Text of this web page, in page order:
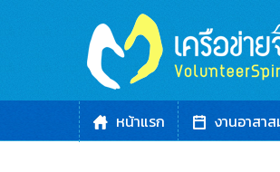
หน้าแรก งานอาสา